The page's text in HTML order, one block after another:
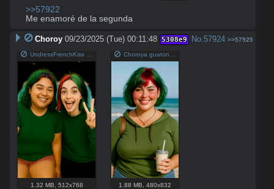
>>57922
Me enamoré de la segunda
Choroy 09/23/2025 (Tue) 00:11:48 5308e9 No. 57924 >>57925
1.32 MB 512x768 1.88 MB 480x832